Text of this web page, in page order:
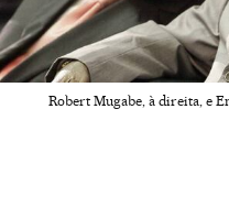
Robert Mugabe, à direita, e